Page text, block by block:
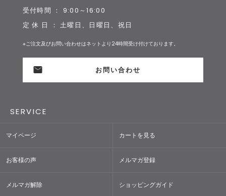
受付時間 ： 9:00～16:00
定 休 日 ： 土曜日、日曜日、祝日
※ご注文及びお問い合わせはネットより24時間受け付けております。
お問い合わせ
SERVICE
マイページ カートを見る
お客様の声 メルマガ登録
メルマガ解除 ショッピングガイド